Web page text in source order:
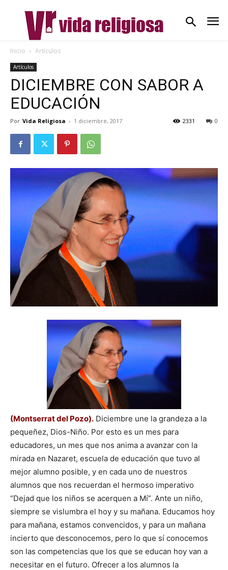
Inicio Artículos
Artículos
DICIEMBRE CON SABOR A
EDUCACIÓN
Por Vida Religiosa - 1 diciembre, 2017 0
2331
(Montserrat del Pozo). Diciembre une la grandeza a la
pequeñez, Dios-Niño. Por esto es un mes para
educadores, un mes que nos anima a avanzar con la
mirada en Nazaret, escuela de educación que tuvo al
mejor alumno posible, y en cada uno de nuestros
alumnos que nos recuerdan el hermoso imperativo
“Dejad que los niños se acerquen a Mí”. Ante un niño,
siempre se vislumbra el hoy y su mañana. Educamos hoy
para mañana, estamos convencidos, y para un mañana
incierto que desconocemos, pero lo que sí conocemos
son las competencias que los que se educan hoy van a
necesitar en el futuro. Ofrecer a los alumnos la